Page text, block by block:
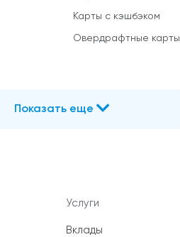
Карты с кэшбэком
Овердрафтные карты
Показать еще
Услуги
Вклады